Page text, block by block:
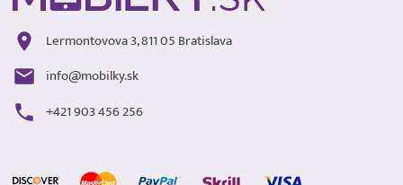
Lermontovova 3, 811 05 Bratislava
info@mobilky.sk
+421 903 456 256